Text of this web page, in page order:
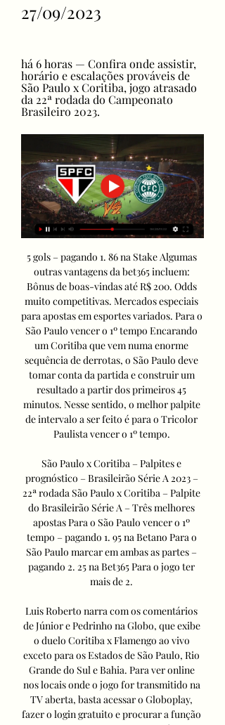
27/09/2023
há 6 horas — Confira onde assistir,
horário e escalações prováveis de
São Paulo x Coritiba, jogo atrasado
da 22ª rodada do Campeonato
Brasileiro 2023.
5 gols – pagando 1. 86 na Stake Algumas
outras vantagens da bet365 incluem:
Bônus de boas-vindas até R$ 200. Odds
muito competitivas. Mercados especiais
para apostas em esportes variados. Para o
São Paulo vencer o 1º tempo Encarando
um Coritiba que vem numa enorme
sequência de derrotas, o São Paulo deve
tomar conta da partida e construir um
resultado a partir dos primeiros 45
minutos. Nesse sentido, o melhor palpite
de intervalo a ser feito é para o Tricolor
Paulista vencer o 1º tempo.
São Paulo x Coritiba – Palpites e
prognóstico – Brasileirão Série A 2023 –
22ª rodada São Paulo x Coritiba – Palpite
do Brasileirão Série A – Três melhores
apostas Para o São Paulo vencer o 1º
tempo – pagando 1. 95 na Betano Para o
São Paulo marcar em ambas as partes –
pagando 2. 25 na Bet365 Para o jogo ter
mais de 2.
Luis Roberto narra com os comentários
de Júnior e Pedrinho na Globo, que exibe
o duelo Coritiba x Flamengo ao vivo
exceto para os Estados de São Paulo, Rio
Grande do Sul e Bahia. Para ver online
nos locais onde o jogo for transmitido na
TV aberta, basta acessar o Globoplay,
fazer o login gratuito e procurar a função